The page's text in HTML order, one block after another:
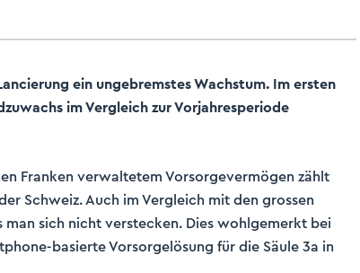
ein ungebremstes Wachstum. Im ersten
im Vergleich zur Vorjahresperiode
Franken verwaltetem Vorsorgevermögen zählt
Schweiz. Auch im Vergleich mit den grossen
sich nicht verstecken. Dies wohlgemerkt bei
basierte Vorsorgelösung für die Säule 3a in